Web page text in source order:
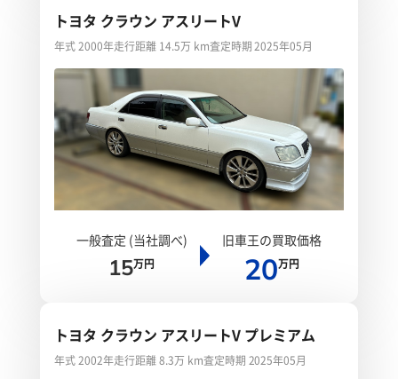
トヨタ クラウン アスリートV
年式 2000年走行距離 14.5万 km査定時期 2025年05月
一般査定 (当社調べ)
15万円
旧車王の買取価格
20万円
トヨタ クラウン アスリートV プレミアム
年式 2002年走行距離 8.3万 km査定時期 2025年05月